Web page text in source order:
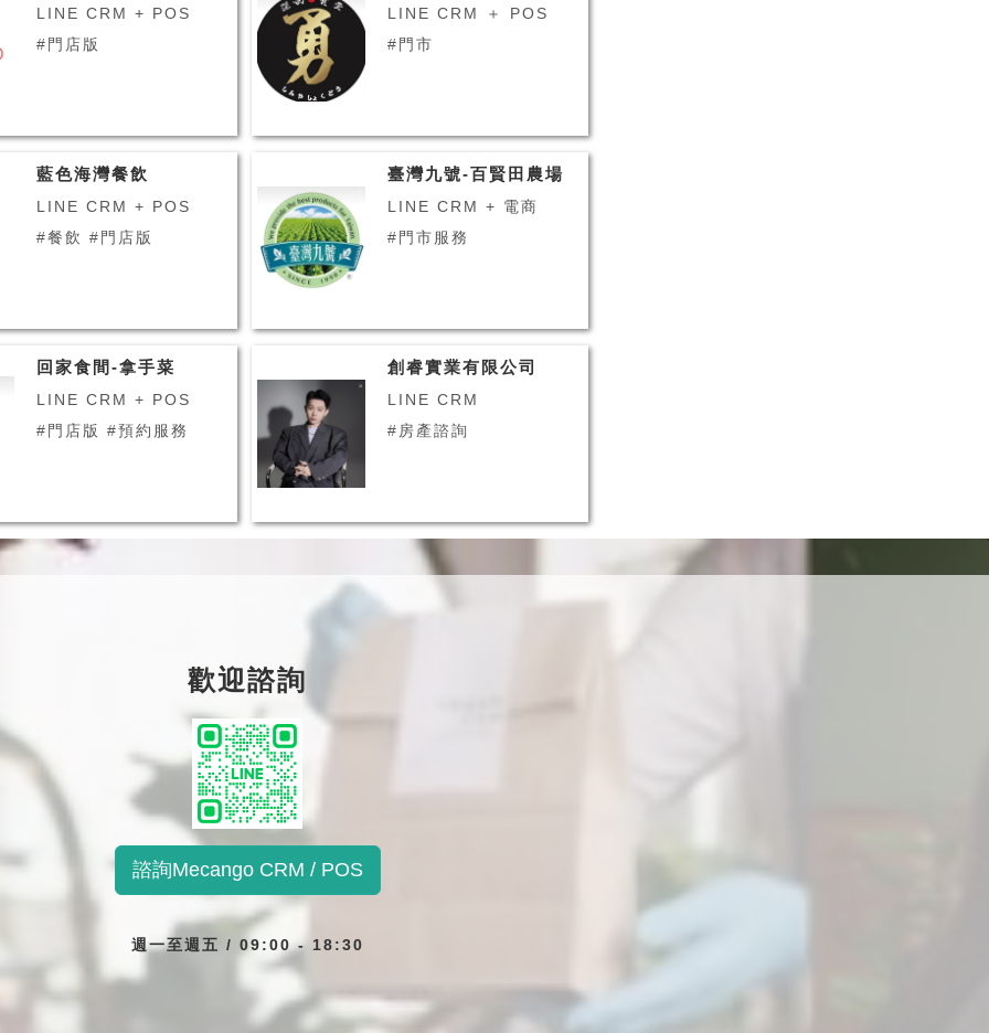
LINE CRM + POS
#門店版
LINE CRM ＋ POS
#門市
藍色海灣餐飲
LINE CRM + POS
#餐飲 #門店版
臺灣九號-百賢田農場
LINE CRM + 電商
#門市服務
回家食間-拿手菜
LINE CRM + POS
#門店版 #預約服務
創睿實業有限公司
LINE CRM
#房產諮詢
歡迎諮詢
諮詢Mecango CRM / POS
週一至週五 / 09:00 - 18:30